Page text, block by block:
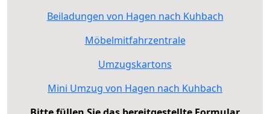
Beiladungen von Hagen nach Kuhbach
Möbelmitfahrzentrale
Umzugskartons
Mini Umzug von Hagen nach Kuhbach